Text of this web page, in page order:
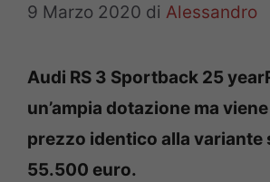
9 Marzo 2020 di Alessandro
Audi RS 3 Sportback 25
un’ampia dotazione ma
prezzo identico alla variante
55.500 euro.